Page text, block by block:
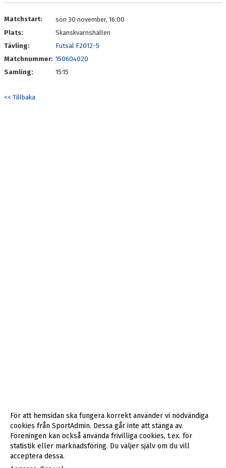
Matchstart:
sön 30 november, 16:00
Plats:
Skanskvarnshallen
Tävling:
Futsal F2012-5
Matchnummer: 150604020
Samling:
15:15
<< Tillbaka
För att hemsidan ska fungera korrekt använder vi nödvändiga
cookies från SportAdmin. Dessa går inte att stänga av.
Föreningen kan också använda frivilliga cookies, t.ex. för
statistik eller marknadsföring. Du väljer själv om du vill
acceptera dessa.